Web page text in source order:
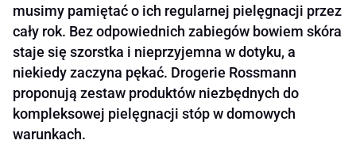
musimy pamiętać o ich regularnej pielęgnacji przez
cały rok. Bez odpowiednich zabiegów bowiem skóra
staje się szorstka i nieprzyjemna w dotyku, a
niekiedy zaczyna pękać. Drogerie Rossmann
proponują zestaw produktów niezbędnych do
kompleksowej pielęgnacji stóp w domowych
warunkach.